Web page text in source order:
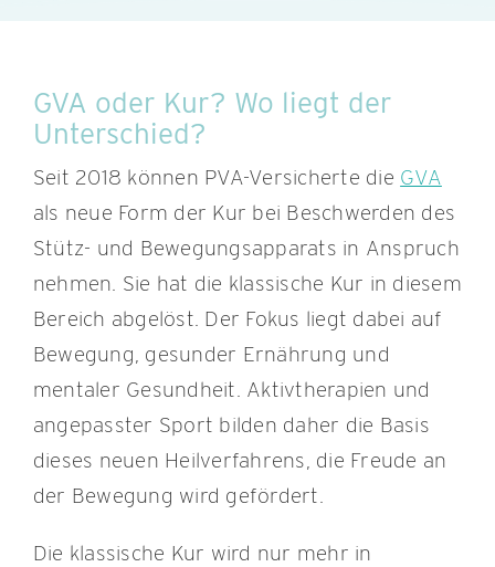
GVA oder Kur? Wo liegt der
Unterschied?
Seit 2018 können PVA-Versicherte die GVA
als neue Form der Kur bei Beschwerden des
Stütz- und Bewegungsapparats in Anspruch
nehmen. Sie hat die klassische Kur in diesem
Bereich abgelöst. Der Fokus liegt dabei auf
Bewegung, gesunder Ernährung und
mentaler Gesundheit. Aktivtherapien und
angepasster Sport bilden daher die Basis
dieses neuen Heilverfahrens, die Freude an
der Bewegung wird gefördert.
Die klassische Kur wird nur mehr in